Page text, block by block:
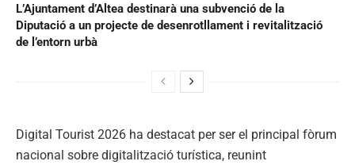
L’Ajuntament d’Altea destinarà una subvenció de la
Diputació a un projecte de desenrotllament i revitalització
de l’entorn urbà
Digital Tourist 2026 ha destacat per ser el principal fòrum
nacional sobre digitalització turística, reunint